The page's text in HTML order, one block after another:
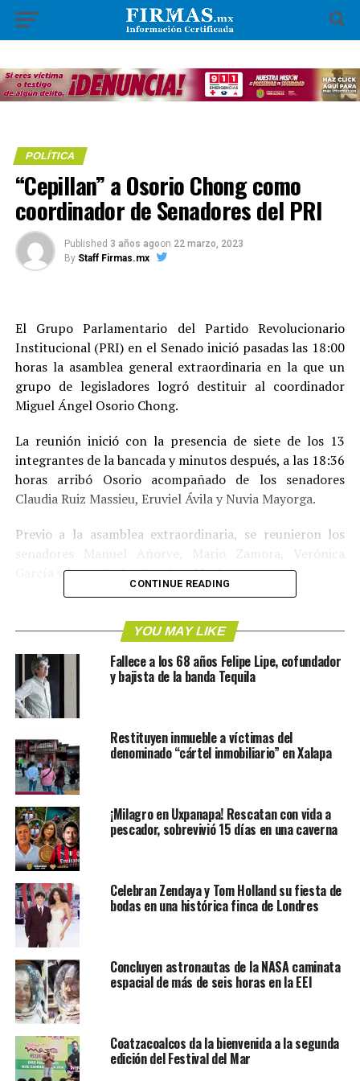
POLÍTICA
“Cepillan” a Osorio Chong como
coordinador de Senadores del PRI
Published 3 años agoon 22 marzo, 2023
By Staff Firmas.mx
El Grupo Parlamentario del Partido Revolucionario
Institucional (PRI) en el Senado inició pasadas las 18:00
horas la asamblea general extraordinaria en la que un
grupo de legisladores logró destituir al coordinador
Miguel Ángel Osorio Chong.
La reunión inició con la presencia de siete de los 13
integrantes de la bancada y minutos después, a las 18:36
horas arribó Osorio acompañado de los senadores
Claudia Ruiz Massieu, Eruviel Ávila y Nuvia Mayorga.
Previo a la asamblea extraordinaria, se reunieron los
senadores Manuel Añorve, Mario Zamora, Verónica
García y Jorge Carlos Ramírez Marín.
puerta cerrada en la sala de Juntas de la fracción
parlamentaria del PRI en el Senado.
La mitad más uno, es decir, siete de 13 senadores del PRI
convocaron para este miércoles a una asamblea general
extraordinaria del grupo parlamentario, con la finalidad
de atender asuntos urgentes de la reorganización de la
bancada, entre los que destaca la posible remoción de su
coordinador, Miguel Ángel Osorio Chong, quien sería
relevado por Manuel Añorve.
La convocatoria está firmada por los senadores Mario
Zamora, Jorge Carlos Ramírez Marín, Manuel Añorve,
Beatriz Paredes, Ángel García Yañez, Claudia Anaya y
Silvana Beltrones, y según fuentes de la bancada, en
realidad son nueve los legisladores que cuentan con el
respaldo de Carlos Aceves del Olmo, que está delicado de
salud, y Verónica Martínez, quien está fuera de la Ciudad
de México.
LA DESTITUCIÓN ES ILEGAL: OSORIO CHONG
De acuerdo con las fuentes consultadas, hay
inconformidad con Osorio Chong por “el abandono” en
CONTINUE READING
YOU MAY LIKE
Fallece a los 68 años Felipe Lipe, cofundador
y bajista de la banda Tequila
Restituyen inmueble a víctimas del
denominado “cártel inmobiliario” en Xalapa
¡Milagro en Uxpanapa! Rescatan con vida a
pescador, sobrevivió 15 días en una caverna
Celebran Zendaya y Tom Holland su fiesta de
bodas en una histórica finca de Londres
Concluyen astronautas de la NASA caminata
espacial de más de seis horas en la EEI
Coatzacoalcos da la bienvenida a la segunda
edición del Festival del Mar